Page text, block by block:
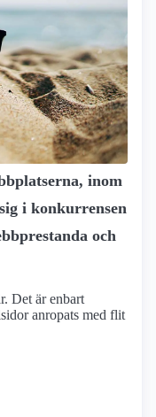
inom
i konkurrensen
och
Det är enbart
anropats med flit